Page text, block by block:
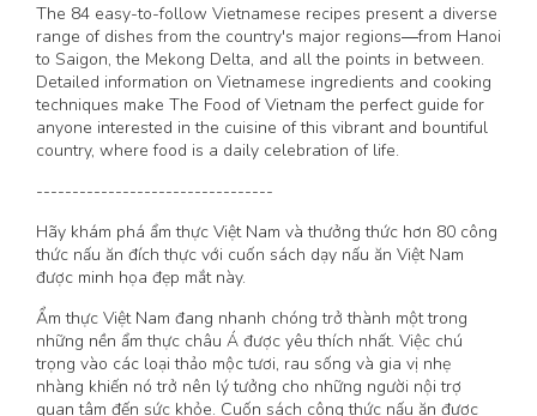
The 84 easy-to-follow Vietnamese recipes present a diverse
range of dishes from the country's major regions―from Hanoi
to Saigon, the Mekong Delta, and all the points in between.
Detailed information on Vietnamese ingredients and cooking
techniques make The Food of Vietnam the perfect guide for
anyone interested in the cuisine of this vibrant and bountiful
country, where food is a daily celebration of life.
---------------------------------
Hãy khám phá ẩm thực Việt Nam và thưởng thức hơn 80 công
thức nấu ăn đích thực với cuốn sách dạy nấu ăn Việt Nam
được minh họa đẹp mắt này.
Ẩm thực Việt Nam đang nhanh chóng trở thành một trong
những nền ẩm thực châu Á được yêu thích nhất. Việc chú
trọng vào các loại thảo mộc tươi, rau sống và gia vị nhẹ
nhàng khiến nó trở nên lý tưởng cho những người nội trợ
quan tâm đến sức khỏe. Cuốn sách công thức nấu ăn được